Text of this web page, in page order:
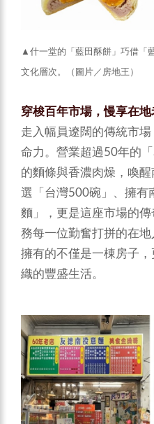
▲什一堂的「藍田酥餅」巧借「
文化層次。（圖片／房地王）
穿梭百年市場，慢享在地
走入幅員遼闊的傳統市
命力。營業超過50年的
的麵條與香濃肉燥，喚
選「台灣500碗」、擁有
麵」，更是這座市場的
務每一位勤奮打拼的在地
擁有的不僅是一棟房子
織的豐盛生活。